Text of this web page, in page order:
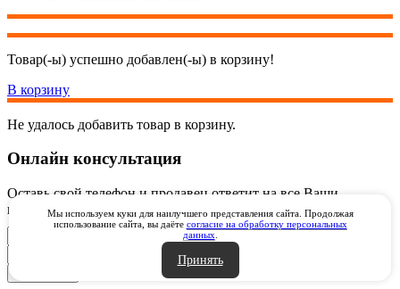
Товар(-ы) успешно добавлен(-ы) в корзину!
В корзину
Не удалось добавить товар в корзину.
Мы используем куки для наилучшего представления сайта. Продолжая
использование сайта, вы даёте согласие на обработку персональных
данных
Принять
Онлайн консультация
Оставь свой телефон и продавец ответит на все Ваши
вопросы онлайн через видеозвонок через WhatsApp